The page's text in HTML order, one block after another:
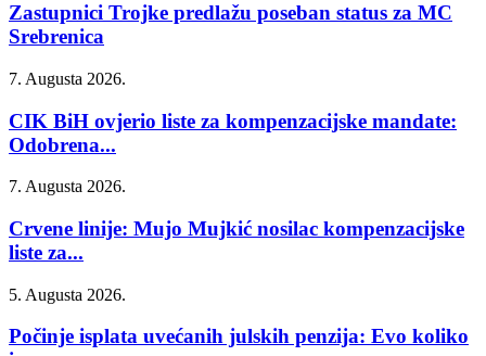
Zastupnici Trojke predlažu poseban status za MC
Srebrenica
7. Augusta 2026.
CIK BiH ovjerio liste za kompenzacijske mandate:
Odobrena...
7. Augusta 2026.
Crvene linije: Mujo Mujkić nosilac kompenzacijske
liste za...
5. Augusta 2026.
Počinje isplata uvećanih julskih penzija: Evo koliko